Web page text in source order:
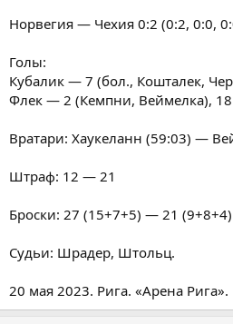
Норвегия — Чехия 0:2 (0:2, 0:0,
Голы:
Кубалик — 7 (бол., Кошталек,
Флек — 2 (Кемпни, Веймелка),
Вратари: Хаукеланн (59:03) —
Штраф: 12 — 21
Броски: 27 (15+7+5) — 21 (9+8+4)
Судьи: Шрадер, Штольц.
20 мая 2023. Рига. «Арена Рига».